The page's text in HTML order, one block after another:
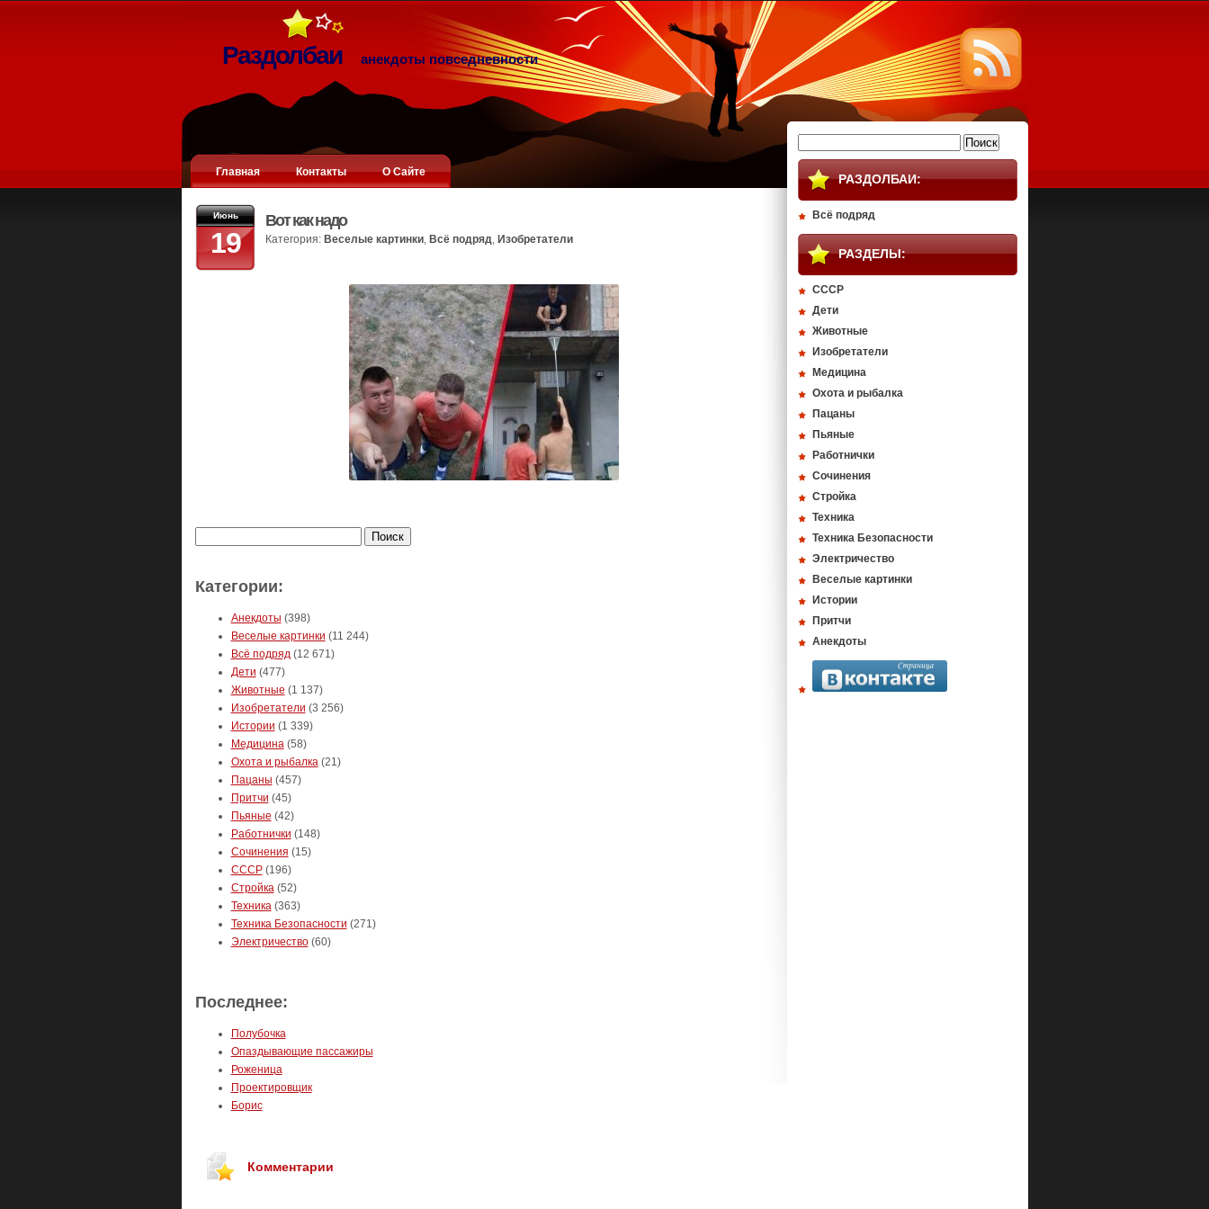
Раздолбаи анекдоты повседневности
Главная Контакты О Сайте
Июнь
19
Вот как надо
Категория: Веселые картинки, Всё подряд, Изобретатели
Категории:
Анекдоты (398)
Веселые картинки (11 244)
Всё подряд(12 671)
Дети (477)
Животные (1 137)
Изобретатели (3 256)
Истории (1 339)
Медицина(58)
Охота и рыбалка(21)
Пацаны (457)
Притчи (45)
Пьяные (42)
Работнички (148)
Сочинения (15)
СССР(196)
Стройка(52)
Техника(363)
Техника Безопасности (271)
Электричество(60)
Последнее:
Полубочка
Опаздывающие пассажиры
Роженица
Проектировщик
Борис
Комментарии
РАЗДОЛБАИ:
Всё подряд
РАЗДЕЛЫ:
СССР
Дети
Животные
Изобретатели
Медицина
Охота и рыбалка
Пацаны
Пьяные
Работнички
Сочинения
Стройка
Техника
Техника Безопасности
Электричество
Веселые картинки
Истории
Притчи
Анекдоты